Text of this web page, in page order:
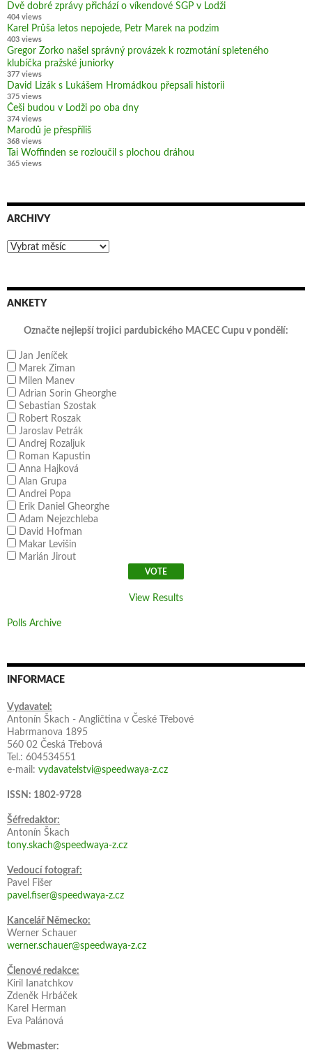
Dvě dobré zprávy přichází o víkendové SGP v Lodži
404 views
Karel Průša letos nepojede, Petr Marek na podzim
403 views
Gregor Zorko našel správný provázek k rozmotání spleteného
klubíčka pražské juniorky
377 views
David Lizák s Lukášem Hromádkou přepsali historii
375 views
Češi budou v Lodži po oba dny
374 views
Marodů je přespříliš
368 views
Tai Woffinden se rozloučil s plochou dráhou
365 views
ARCHIVY
Archivy
ANKETY
Označte nejlepší trojici pardubického MACEC Cupu v pondělí:
Jan Jeníček
Marek Ziman
Milen Manev
Adrian Sorin Gheorghe
Sebastian Szostak
Robert Roszak
Jaroslav Petrák
Andrej Rozaljuk
Roman Kapustin
Anna Hajková
Alan Grupa
Andrei Popa
Erik Daniel Gheorghe
Adam Nejezchleba
David Hofman
Makar Levišin
Marián Jirout
View Results
Polls Archive
INFORMACE
Vydavatel:
Antonín Škach - Angličtina v České Třebové
Habrmanova 1895
560 02 Česká Třebová
Tel.: 604534551
e-mail: vydavatelstvi@speedwaya-z.cz
ISSN: 1802-9728
Šéfredaktor:
Antonín Škach
tony.skach@speedwaya-z.cz
Vedoucí fotograf:
Pavel Fišer
pavel.fiser@speedwaya-z.cz
Kancelář Německo:
Werner Schauer
werner.schauer@speedwaya-z.cz
Členové redakce:
Kiril Ianatchkov
Zdeněk Hrbáček
Karel Herman
Eva Palánová
Webmaster: